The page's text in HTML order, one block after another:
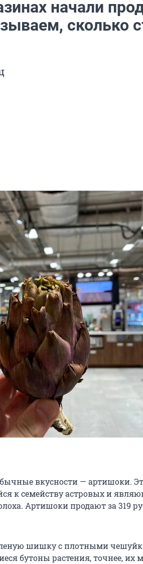
начали
сколько
вкусности — артишоки.
к семейству астровых и
Артишоки продают за 319
шишку с плотными
бутоны растения, точнее, их